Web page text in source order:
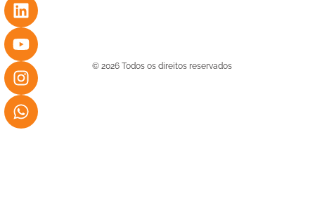
© 2026 Todos os direitos reservados